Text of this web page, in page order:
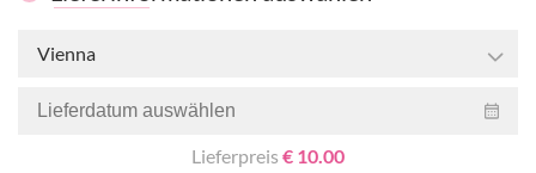
Vienna
Lieferpreis € 10.00